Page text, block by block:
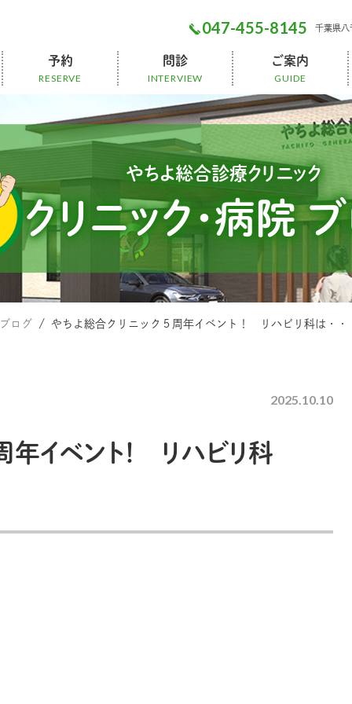
047-455-8145 千葉県
予約
RESERVE
問診
INTERVIEW
発熱外来問診
一般診察問診
ご案内
GUIDE
診療科目
院内設備
無料送迎
人間ドック
マイページ
やちよ総合診療クリニック
クリニック・病院
ログ やちよ総合クリニック５周年イベント！ リハビリ科は・・
2025.10.10
年イベント！ リハビリ科